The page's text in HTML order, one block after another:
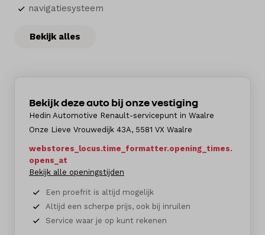
navigatiesysteem
Bekijk alles
Bekijk deze auto bij onze vestiging
Hedin Automotive Renault-servicepunt in Waalre
Onze Lieve Vrouwedijk 43A, 5581 VX Waalre
webstores_locus.time_formatter.opening_times.
opens_at
Bekijk alle openingstijden
Een proefrit is altijd mogelijk
Altijd een scherpe prijs, ook bij inruilen
Service waar je op kunt rekenen